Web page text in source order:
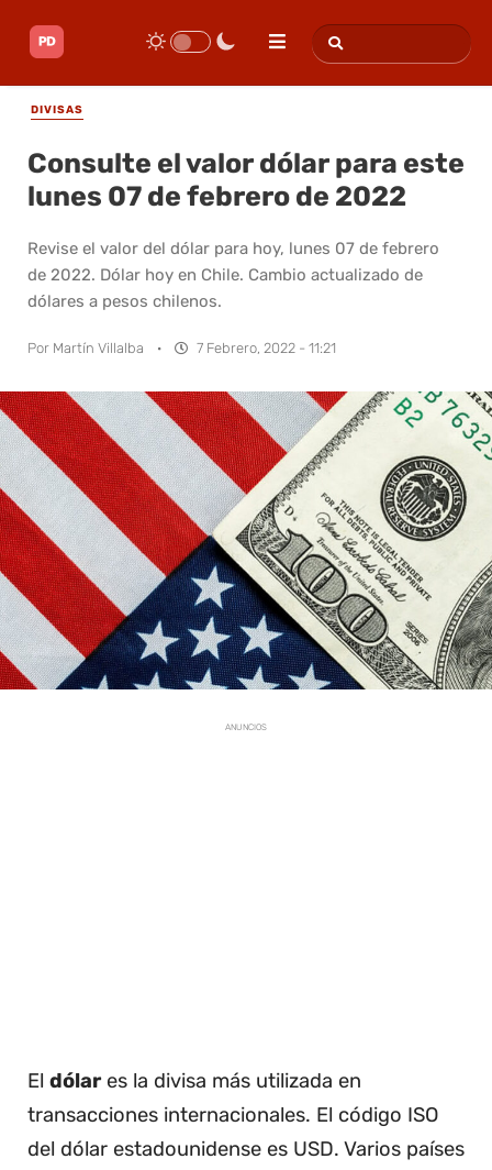
DIVISAS
Consulte el valor dólar para este
lunes 07 de febrero de 2022
Revise el valor del dólar para hoy, lunes 07 de febrero
de 2022. Dólar hoy en Chile. Cambio actualizado de
dólares a pesos chilenos.
Por Martín Villalba · 7 Febrero, 2022 - 11:21
ANUNCIOS
El dólares la divisa más utilizada en
transacciones internacionales. El código ISO
del dólar estadounidense es USD. Varios países